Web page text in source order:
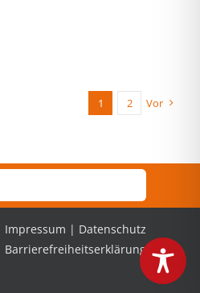
1 2 Vor
Impressum | Datenschutz
Barrierefreiheitserklärung